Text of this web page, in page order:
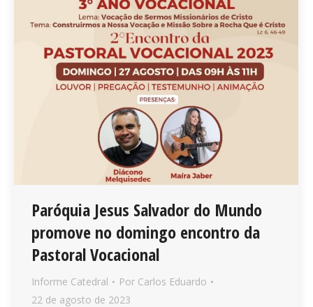
Paróquia Jesus Salvador do Mundo
promove no domingo encontro da
Pastoral Vocacional
Informe Catedral Por Carlos Eduardo
22 de agosto de 2023